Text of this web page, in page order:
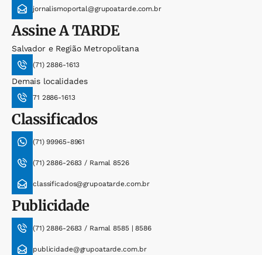
jornalismoportal@grupoatarde.com.br
AssineA TARDE
Salvador e Região Metropolitana
(71) 2886-1613
Demais localidades
71 2886-1613
Classificados
(71) 99965-8961
(71) 2886-2683 / Ramal 8526
classificados@grupoatarde.com.br
Publicidade
(71) 2886-2683 / Ramal 8585 | 8586
publicidade@grupoatarde.com.br